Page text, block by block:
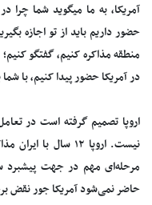
آمریکا، به ما میگوید شما
حضور داریم باید از تو اجازه
منطقه مذاکره کنیم، گفتگو
در آمریکا حضور پیدا کنیم، با
اروپا تصمیم گرفته است در
نیست. اروپا ۱۲
مرحله‌ای مهم در جهت پیشبرد
حاضر نمی‌شود آمریکا جور نقض